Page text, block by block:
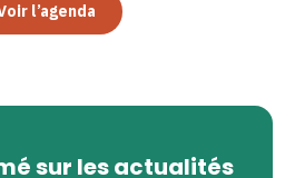
l’agenda
sur les actualités